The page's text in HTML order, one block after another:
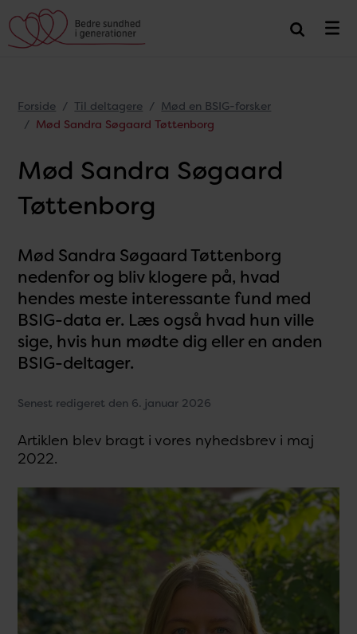
Forside Til deltagere
Mød en BSIG-forsker
Mød Sandra Søgaard Tøttenborg
Mød Sandra Søgaard
Tøttenborg
Mød Sandra Søgaard Tøttenborg
nedenfor og bliv klogere på, hvad
hendes meste interessante fund med
BSIG-data er. Læs også hvad hun ville
sige, hvis hun mødte dig eller en anden
BSIG-deltager.
Senest redigeret den 6. januar 2026
Artiklen blev bragt i vores nyhedsbrev i maj
2022.